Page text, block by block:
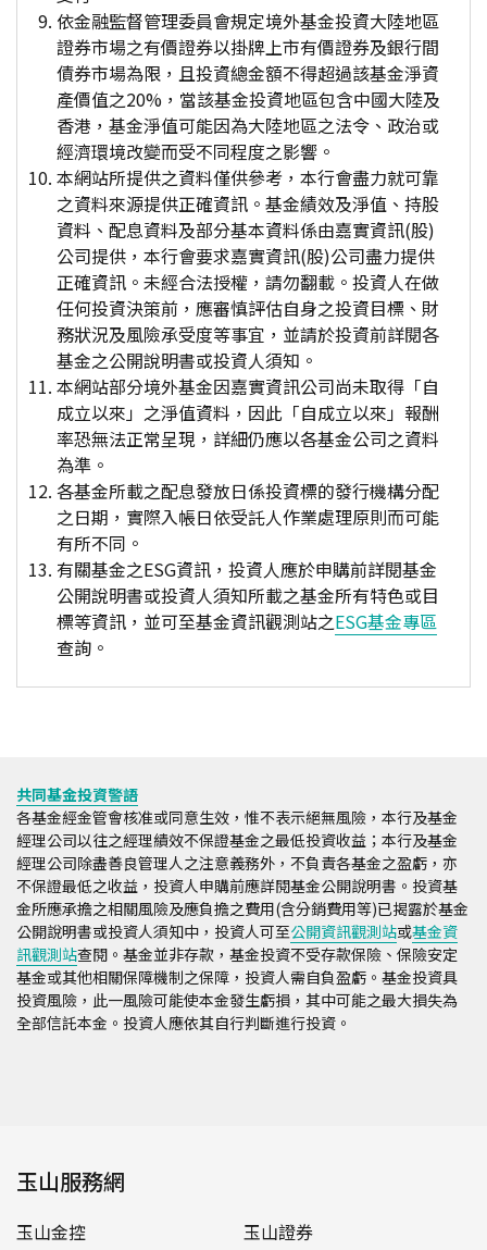
依金融監督管理委員會規定境外基金投資大陸地區
證券市場之有價證券以掛牌上市有價證券及銀行間
債券市場為限，且投資總金額不得超過該基金淨資
產價值之20%，當該基金投資地區包含中國大陸及
香港，基金淨值可能因為大陸地區之法令、政治或
經濟環境改變而受不同程度之影響。
本網站所提供之資料僅供參考，本行會盡力就可靠
之資料來源提供正確資訊。基金績效及淨值、持股
資料、配息資料及部分基本資料係由嘉實資訊(股)
公司提供，本行會要求嘉實資訊(股)公司盡力提供
正確資訊。未經合法授權，請勿翻載。投資人在做
任何投資決策前，應審慎評估自身之投資目標、財
務狀況及風險承受度等事宜，並請於投資前詳閱各
基金之公開說明書或投資人須知。
本網站部分境外基金因嘉實資訊公司尚未取得「自
成立以來」之淨值資料，因此「自成立以來」報酬
率恐無法正常呈現，詳細仍應以各基金公司之資料
為準。
各基金所載之配息發放日係投資標的發行機構分配
之日期，實際入帳日依受託人作業處理原則而可能
有所不同。
有關基金之ESG資訊，投資人應於申購前詳閱基金
公開說明書或投資人須知所載之基金所有特色或目
標等資訊，並可至基金資訊觀測站之ESG基金專區
查詢。
共同基金投資警語
各基金經金管會核准或同意生效，惟不表示絕無風險，本行及基金
經理公司以往之經理績效不保證基金之最低投資收益；本行及基金
經理公司除盡善良管理人之注意義務外，不負責各基金之盈虧，亦
不保證最低之收益，投資人申購前應詳閱基金公開說明書。投資基
金所應承擔之相關風險及應負擔之費用(含分銷費用等)已揭露於基金
公開說明書或投資人須知中，投資人可至公開資訊觀測站或基金資
訊觀測站查閱。基金並非存款，基金投資不受存款保險、保險安定
基金或其他相關保障機制之保障，投資人需自負盈虧。基金投資具
投資風險，此一風險可能使本金發生虧損，其中可能之最大損失為
全部信託本金。投資人應依其自行判斷進行投資。
玉山服務網
玉山金控
玉山證券